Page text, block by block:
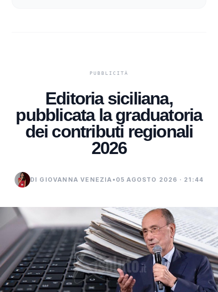
Editoria siciliana,
pubblicata la graduatoria
dei contributi regionali
2026
DI GIOVANNA VENEZIA • 05 AGOSTO 2026 · 21:44